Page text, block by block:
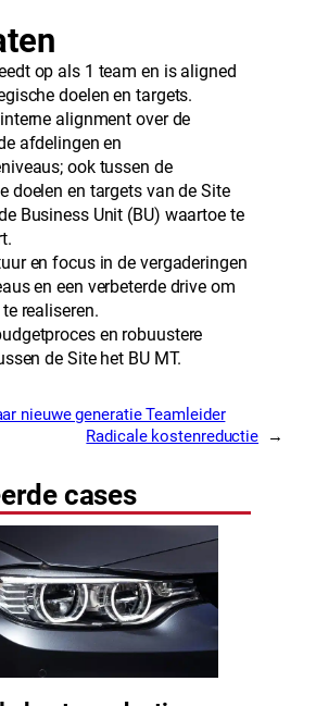
op als 1 team en is aligned
doelen en targets.
alignment over de
afdelingen en
ook tussen de
doelen en targets van de Site
Business Unit (BU) waartoe te
en focus in de vergaderingen
en een verbeterde drive om
realiseren.
en robuustere
de Site het BU MT.
nieuwe generatie Teamleider
Radicale kostenreductie
→
cases